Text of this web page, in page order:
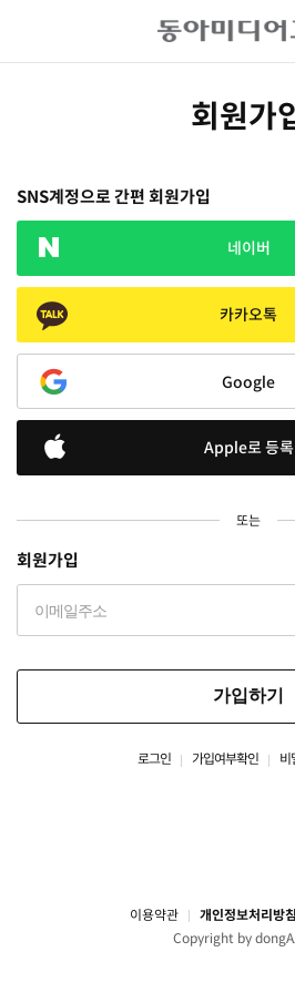
회원가
SNS계정으로 간편 회원가입
네이버
카카오톡
Google
Apple로 등록
또는
회원가입
가입하기
로그인 가입여부확인 비
이용약관 개인정보처리방침
Copyright by